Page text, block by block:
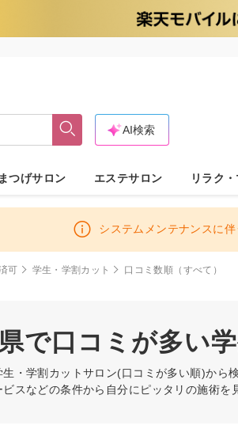
AI検索
つげサロン エステサロン リラク
システムメンテナンスに
可 学生・学割カット 口コミ数順（すべて）
で口コミが多い
生・学割カットサロン(口コミが多い順)から
スなどの条件から自分にピッタリの施術を